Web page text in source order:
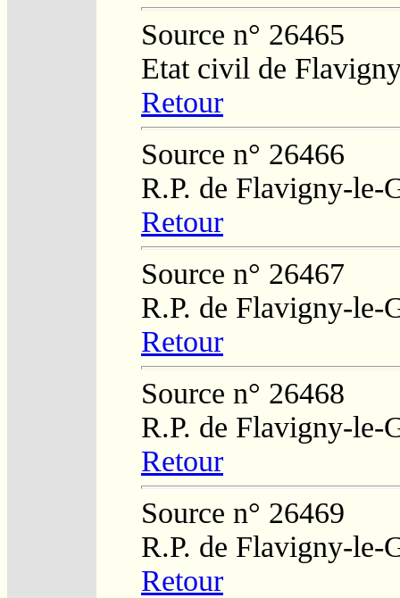
Source n° 26465
Etat civil de
Retour
Source n° 26466
R.P. de Flavigny-le-
Retour
Source n° 26467
R.P. de Flavigny-le-
Retour
Source n° 26468
R.P. de Flavigny-le-
Retour
Source n° 26469
R.P. de Flavigny-le-
Retour